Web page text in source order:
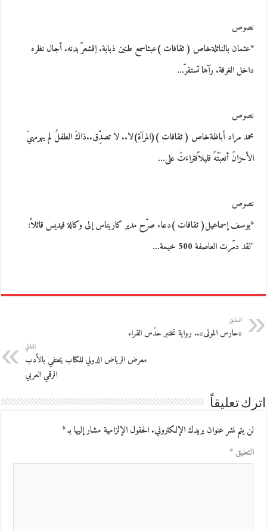
نصوص
*عثمان بالنائلةخاص ( ثقافات )عبثاسمع طنين ذبابة. اِقشعرّ بدنه. أجال نظره
داخل الغرفة. رآها تستقرّ…
نصوص
محمد مراد أباظةخاص ( ثقافات )(المرآة)لا.. لا تصدِّق..ذاكَ الطفلُ لم يهرمهيَ
الأحزانُ أتعبَتْهُ قليلاًفتراءَتْ على…
نصوص
*يوسف إسماعيل( ثقافات )دعاء صرّح مدير كاريتاس إلى وكالة فيديس قائلاً:
"لقد دمّرت العاصفة 500 خيمة…
السابق
«حارس الموتى».. رواية تختبر حدْس القراء
التالي
معرض الرياض الدولي للكتاب يحتفي بالأدب
الرقمي العربي
اترك تعليقاً
لن يتم نشر عنوان بريدك الإلكتروني.الحقول الإلزامية مشار إليها بـ*
التعليق*